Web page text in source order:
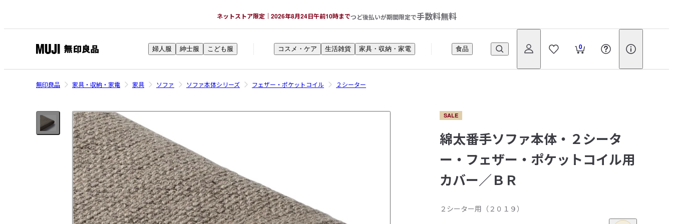
ネットストア限定｜2026年8月24日午前10時までつど後払いが期間限定で手数料無料
印
良
ネ
ト
0
婦人服 紳士服 こども服 コスメ・ケア 生活雑貨 家具・収納・家電 食品
無印良品 家具・収納・家電 家具 ソファ ソファ本体シリーズ フェザー・ポケットコイル ２シーター
SALE
綿太番手ソファ本体・２シータ
ー・フェザー・ポケットコイル用
カバー／ＢＲ
２シーター用（２０１９）